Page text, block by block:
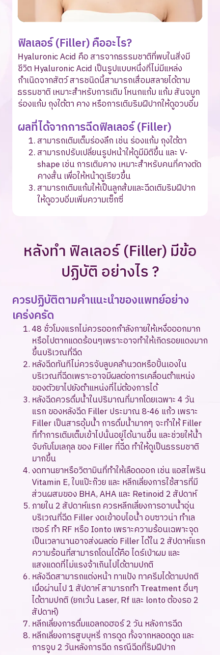
ฟิลเลอร์ (Filler) คืออะไร?
Hyaluronic Acid คือ สารจากธรรมชาติที่พบในสิ่งมี
ชีวิต Hyaluronic Acid เป็นรูปแบบหนึ่งที่ไม่มีแหล่ง
กำเนิดจากสัตว์ สารชนิดนี้สามารถเสื่อมสลายได้ตาม
ธรรมชาติ เหมาะสำหรับการเติม โหนกแก้ม แก้ม สันจมูก
ร่องแก้ม ถุงใต้ตา คาง หรือการเติมริมฝีปากให้ดูอวบอิ่ม
ผลที่ได้จากการฉีดฟิลเลอร์ (Filler)
สามารถเติมเต็มร่องลึก เช่น ร่องแก้ม ถุงใต้ตา
สามารถปรับเปลี่ยนรูปหน้าให้ดูมีมิติขึ้น และ V-
shape เช่น การเติมคาง เหมาะสำหรับคนที่คางตัด
คางสั้น เพื่อให้หน้าดูเรียวขึ้น
สามารถเติมแก้มให้เป็นลูกส้มและฉีดเติมริมฝีปาก
ให้ดูอวบอิ่มเพิ่มความเซ็กซี่
หลังทำ ฟิลเลอร์ (Filler) มีข้อ
ปฏิบัติ อย่างไร ?
ควรปฏิบัติตามคำแนะนำของแพทย์อย่าง
เคร่งครัด
48 ชั่วโมงแรกไม่ควรออกกำลังกายให้เหงื่อออกมาก
หรือไปตากแดดร้อนๆเพราะอาจทำให้เกิดรอยแดงมาก
ขึ้นบริเวณที่ฉีด
หลังฉีดทันทีไม่ควรจับลูบคลำนวดหรือปั้นเองใน
บริเวณที่ฉีดเพราะอาจมีผลต่อการเคลื่อนตำแหน่ง
ของตัวยาไปยังตำแหน่งที่ไม่ต้องการได้
หลังฉีดควรดื่มน้ำในปริมาณที่มากโดยเฉพาะ 4 วัน
แรก ของหลังฉีด Filler ประมาณ 8-46 แก้ว เพราะ
Filler เป็นสารอุ้มน้ำ การดื่มน้ำมากๆ จะทำให้ Filler
ที่ทำการเติมเต็มเข้าไปนั้นอยู่ได้นานขึ้น และช่วยให้น้ำ
จับกับโมเลกุล ของ Filler ที่ฉีด ทำให้ดูเป็นธรรมชาติ
มากขึ้น
งดทานยาหรือวิตามินที่ทำให้เลือดออก เช่น แอสไพริน
Vitamin E, ใบแป๊ะก๊วย และ หลีกเลี่ยงการใช้สารที่มี
ส่วนผสมของ BHA, AHA และ Retinoid 2 สัปดาห์
ภายใน 2 สัปดาห์แรก ควรหลีกเลี่ยงการอาบน้ำอุ่น
บริเวณที่ฉีด Filler งดเข้าอบไอน้ำ อบซาวน่า ทำเล
เซอร์ ทำ RF หรือ Ionto เพราะความร้อนเฉพาะจุด
เป็นเวลานานอาจส่งผลต่อ Filler ได้ใน 2 สัปดาห์แรก
ความร้อนที่สามารถโดนได้คือ ไดร์เป่าผม และ
แสงแดดที่ไม่แรงจ้าเกินไปได้ตามปกติ
หลังฉีดสามารถแต่งหน้า ทาแป้ง ทาครีมได้ตามปกติ
เมื่อผ่านไป 1 สัปดาห์ สามารถทำ Treatment อื่นๆ
ได้ตามปกติ (ยกเว้น Laser, Rf และ lonto ต้องรอ 2
สัปดาห์)
หลีกเลี่ยงการดื่มแอลกอฮอร์ 2 วัน หลังการฉีด
หลีกเลี่ยงการสูบบุหรี่ การดูด ทั้งจากหลอดดูด และ
การจูบ 2 วันหลังการฉีด กรณีฉีดที่ริมฝีปาก